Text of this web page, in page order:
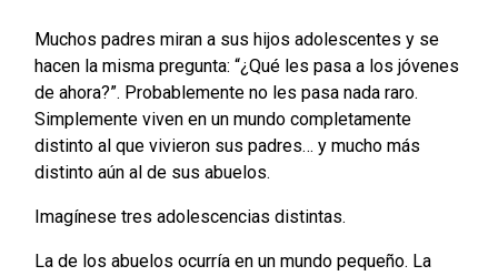
Muchos padres miran a sus hijos adolescentes y se
hacen la misma pregunta: “¿Qué les pasa a los jóvenes
de ahora?”. Probablemente no les pasa nada raro.
Simplemente viven en un mundo completamente
distinto al que vivieron sus padres… y mucho más
distinto aún al de sus abuelos.
Imagínese tres adolescencias distintas.
La de los abuelos ocurría en un mundo pequeño. La